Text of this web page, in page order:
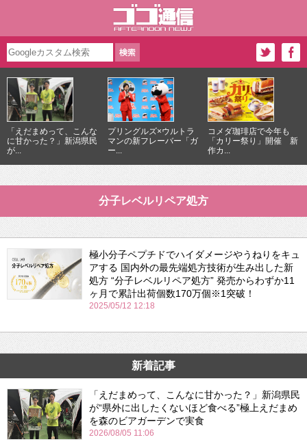
「えだまめって、こんな
に甘かった？」新潟県民
が...
プリングルズ×ウルトラ
マンの新フレーバー「ガ
ー...
コメダ珈琲店で今年も
「カリー祭り」開催 新
作カ...
分子レベルリペア処方
極小分子ペプチドでハイダメージやうねりをキュ
アする 国内外の最先端処方技術が生み出した新
処方 “分子レベルリペア処方” 発売からわずか11
ヶ月で累計出荷個数170万個※1突破！
2025/05/12 12:18
新着記事
「えだまめって、こんなに甘かった？」新潟県民
が“県外に出したくないほど食べる”極上えだまめ
を森のビアガーデンで実食
2026/08/05 11:06